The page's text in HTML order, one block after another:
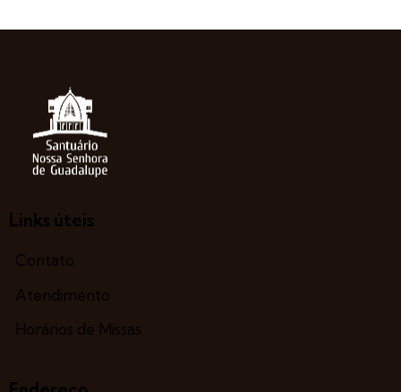
Links úteis
Contato
Atendimento
Horários de Missas